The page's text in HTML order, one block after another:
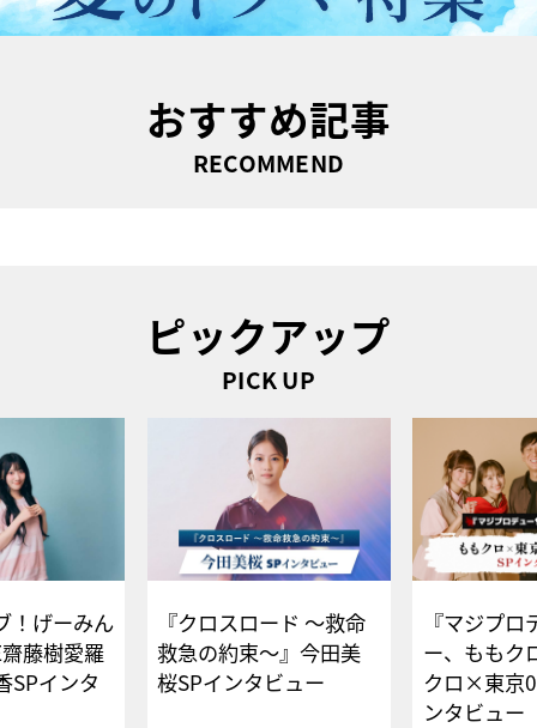
おすすめ記事
RECOMMEND
ピックアップ
PICK UP
！げーみん
藤樹愛羅
SPインタ
『クロスロード ～救命
救急の約束～』今田美
桜SPインタビュー
『マジプロ
ー、ももク
クロ×東京
ンタビュー